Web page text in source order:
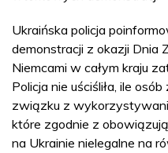
Ukraińska policja
demonstracji z okazji Dnia
Niemcami w całym kraju
Policja nie uściśliła, ile
związku z
które zgodnie z
na Ukrainie nielegalne na